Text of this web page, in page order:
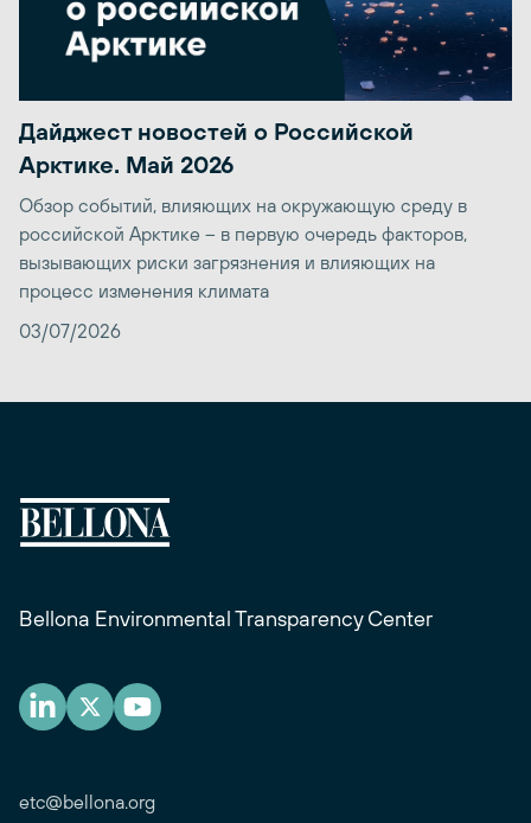
Дайджест новостей о Российской
Арктике. Май 2026
Обзор событий, влияющих на окружающую среду в
российской Арктике – в первую очередь факторов,
вызывающих риски загрязнения и влияющих на
процесс изменения климата
03/07/2026
Bellona Environmental Transparency Center
etc@bellona.org